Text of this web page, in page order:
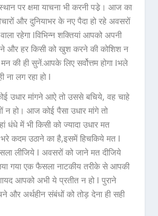
पर क्षमा याचना भी करनी पडे़। आज का
और दुनियाभर के नए पैदा हो रहे अवसरों
रहेगा ǀविभिन्न शक्तियां आपको अपनी
और हर किसी को खुश करने की कोशिश न
की ही सुनें.आपके लिए सर्वोत्तम होगा ǀभले
लग रहा हो ǀ
उधार मांगने आऐ तो उससे बचिये, वह चाहे
न हो। आज कोई पैसा उधार मांगे तो
धंधे में भी किसी को ज्यादा उधार मत
कदम उठाने का है,इसमें हिचकिये मत ǀ
लीजिये ǀ अवसरों को जाने मत दीजिये
गया एक फैसला नाटकीय तरीके से आपकी
आपको अभी ये प्रतीत न हो ǀ पुराने
और अर्थहीन संबंधों को तोड़ देना ही सही